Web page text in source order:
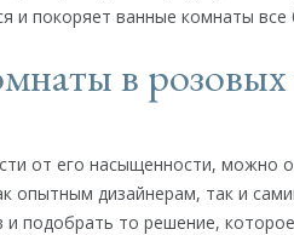
и покоряет ванные комнаты
в розовых
от его насыщенности, можно
опытным дизайнерам, так и
и подобрать то решение,